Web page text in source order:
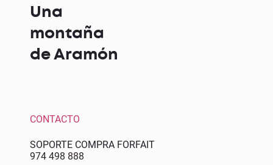
Una
montaña
de Aramón
CONTACTO
SOPORTE COMPRA FORFAIT
974 498 888